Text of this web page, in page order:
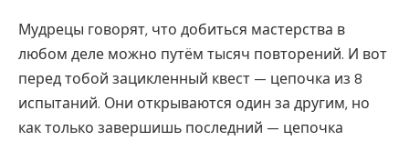
Мудрецы говорят, что добиться мастерства в
любом деле можно путём тысяч повторений. И вот
перед тобой зацикленный квест — цепочка из 8
испытаний. Они открываются один за другим, но
как только завершишь последний — цепочка